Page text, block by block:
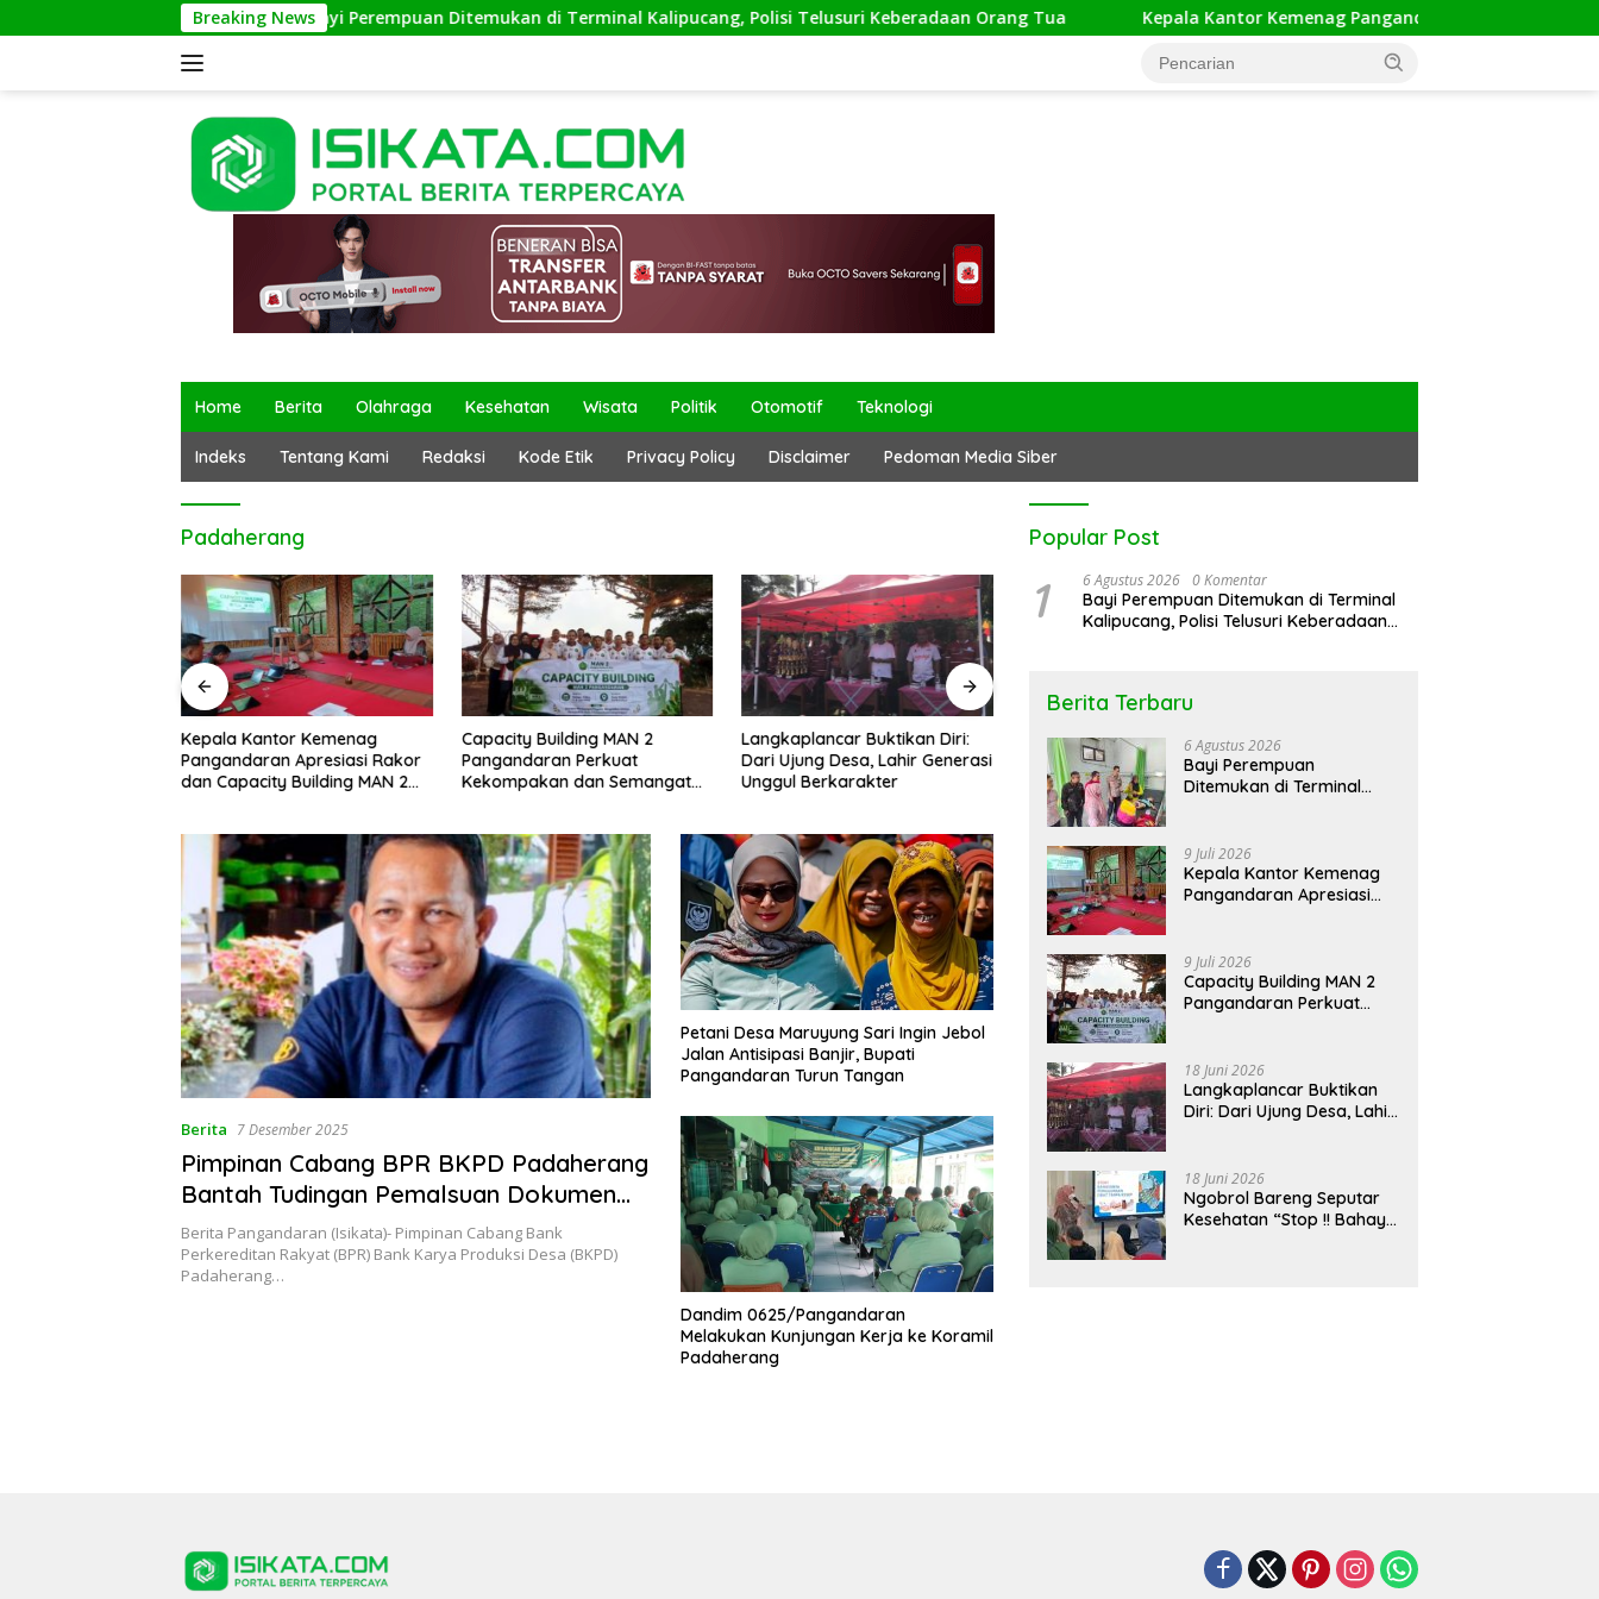
ke
Breaking News
Bayi Perempuan Ditemukan di Terminal Kalipucang, Polisi Telusuri Keberadaan Orang Tua Kepala Kantor Kemenag Pangandaran Apresiasi Rakor dan
Home Berita Olahraga Kesehatan Wisata Politik Otomotif Teknologi
Indeks Tentang Kami Redaksi Kode Etik Privacy Policy Disclaimer Pedoman Media Siber
Padaherang
Kepala Kantor Kemenag
Pangandaran Apresiasi Rakor
dan Capacity Building MAN 2
Capacity Building MAN 2
Pangandaran Perkuat
Kekompakan dan Semangat
Langkaplancar Buktikan Diri:
Dari Ujung Desa, Lahir Generasi
Unggul Berkarakter
Ngobrol Bareng Seputar
Kesehatan “Stop !! Bahaya
Penggunaan Obat Tanpa
Resep”
Pandega Pangandaran Ajak
Masyarakat Bersatu Dalam
Berita 7 Desember 2025
Pimpinan Cabang BPR BKPD Padaherang
Bantah Tudingan Pemalsuan Dokumen
Kredit
Berita Pangandaran (Isikata)- Pimpinan Cabang Bank
Perkereditan Rakyat (BPR) Bank Karya Produksi Desa (BKPD)
Padaherang…
Petani Desa Maruyung Sari Ingin Jebol
Jalan Antisipasi Banjir, Bupati
Pangandaran Turun Tangan
Dandim 0625/Pangandaran
Melakukan Kunjungan Kerja ke Koramil
Padaherang
Popular Post
1 6 Agustus 2026 0 Komentar
Bayi Perempuan Ditemukan di Terminal
Kalipucang, Polisi Telusuri Keberadaan
Berita Terbaru
6 Agustus 2026
Bayi Perempuan
Ditemukan di Terminal
9 Juli 2026
Kepala Kantor Kemenag
Pangandaran Apresiasi
Pangandaran, Tekankan
Pentingnya Sinergi Antar
Lini
9 Juli 2026
Capacity Building MAN 2
Pangandaran Perkuat
18 Juni 2026
Langkaplancar Buktikan
Diri: Dari Ujung Desa, Lahir
18 Juni 2026
Ngobrol Bareng Seputar
Kesehatan “Stop !! Bahaya